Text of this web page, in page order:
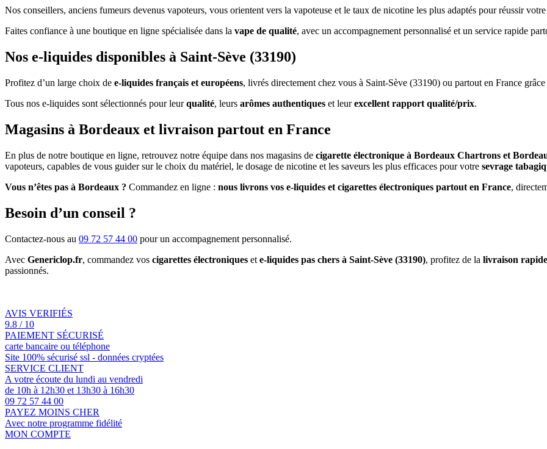
Nos conseillers, anciens fumeurs devenus vapoteurs, vous orientent vers la vapoteuse et le taux de nicotine les plus adaptés pour réussir
Faites confiance à une boutique en ligne spécialisée dans la vape de qualité, avec un accompagnement personnalisé et un service rapide
Nos e-liquides disponibles à Saint-Sève (33190)
Profitez d’un large choix de e-liquides français et européens, livrés directement chez vous à Saint-Sève (33190) ou partout en France
Tous nos e-liquides sont sélectionnés pour leurqualité, leurs arômes authentiques et leurexcellent rapport qualité/prix.
Magasins à Bordeaux et livraison partout en France
En plus de notre boutique en ligne, retrouvez notre équipe dans nos magasins de cigarette électronique à Bordeaux Chartrons et
vapoteurs, capables de vous guider sur le choix du matériel, le dosage de nicotine et les saveurs les plus efficaces pour votre sevrage
Vous n’êtes pas à Bordeaux ? Commandez en ligne : nous livrons vos e-liquides et cigarettes électroniques partout en France,
Besoin d’un conseil ?
Contactez-nous au 09 72 57 44 00 pour un accompagnement personnalisé.
Avec Genericlop.fr, commandez vos cigarettes électroniques et e-liquides pas chers à Saint-Sève (33190), profitez de la livraison
passionnés.
AVIS VERIFIÉS
9.8 / 10
PAIEMENT SÉCURISÉ
carte bancaire ou téléphone
Site 100% sécurisé ssl - données cryptées
SERVICE CLIENT
A votre écoute du lundi au vendredi
de 10h à 12h30 et 13h30 à 16h30
09 72 57 44 00
PAYEZ MOINS CHER
Avec notre programme fidélité
MON COMPTE